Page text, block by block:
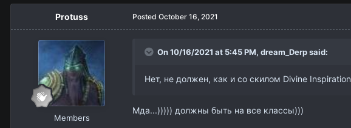
Protuss
Members
Posted October 16, 2021
On 10/16/2021 at 5:45 PM, dream_Derpsaid:
Нет, не должен, как и со скилом Divine Inspiration
Мда...))))) должны быть на все классы)))